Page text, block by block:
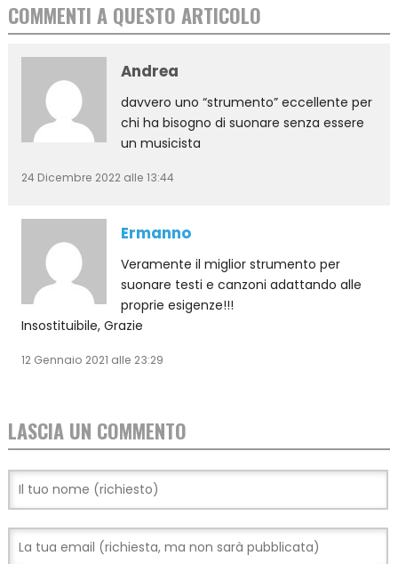
COMMENTI A QUESTO ARTICOLO
Andrea
davvero uno “strumento” eccellente per
chi ha bisogno di suonare senza essere
un musicista
24 Dicembre 2022 alle 13:44
Ermanno
Veramente il miglior strumento per
suonare testi e canzoni adattando alle
proprie esigenze!!!
Insostituibile, Grazie
12 Gennaio 2021 alle 23:29
LASCIA UN COMMENTO